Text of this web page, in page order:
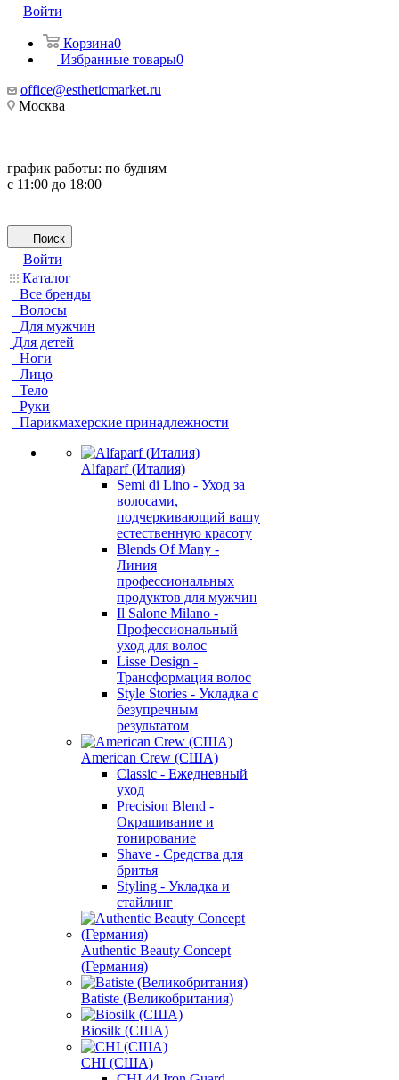
Войти
Корзина0
Избранные товары0
office@estheticmarket.ru
Москва
график работы: по будням
с 11:00 до 18:00
Поиск
Войти
Каталог
Все бренды
Волосы
Для мужчин
Для детей
Ноги
Лицо
Тело
Руки
Парикмахерские принадлежности
Alfaparf (Италия)
Semi di Lino - Уход за
волосами,
подчеркивающий вашу
естественную красоту
Blends Of Many -
Линия
профессиональных
продуктов для мужчин
Il Salone Milano -
Профессиональный
уход для волос
Lisse Design -
Трансформация волос
Style Stories - Укладка с
безупречным
результатом
American Crew (США)
Classic - Ежедневный
уход
Precision Blend -
Окрашивание и
тонирование
Shave - Средства для
бритья
Styling - Укладка и
стайлинг
Authentic Beauty Concept
(Германия)
Batiste (Великобритания)
Biosilk (США)
CHI (США)